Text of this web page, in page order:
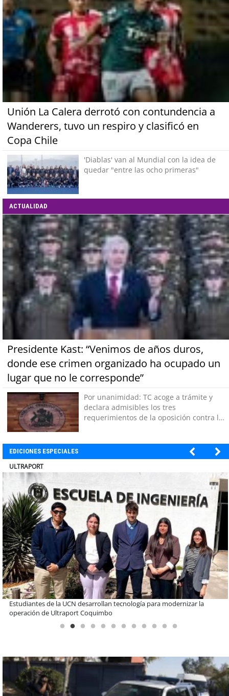
Unión La Calera derrotó con contundencia a
Wanderers, tuvo un respiro y clasificó en
Copa Chile
'Diablas' van al Mundial con la idea de
quedar "entre las ocho primeras"
ACTUALIDAD
Presidente Kast: “Venimos de años duros,
donde ese crimen organizado ha ocupado un
lugar que no le corresponde”
Por unanimidad: TC acoge a trámite y
declara admisibles los tres
requerimientos de la oposición contra la
EDICIONES ESPECIALES
BANCO DE CHILE
Educación y colaboración público-privada se toman La Araucanía:
encuentro reunió a líderes para abordar las brechas y oportunidades